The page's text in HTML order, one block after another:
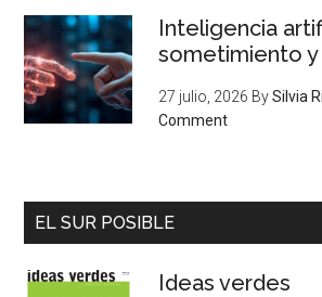
Inteligencia
sometimiento
27 julio, 2026 BySilvia
Comment
EL SUR POSIBLE
Ideas verdes